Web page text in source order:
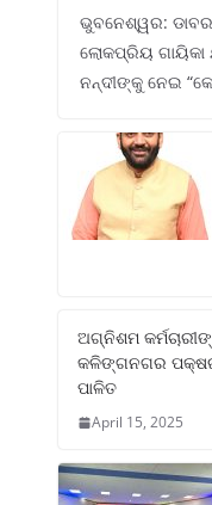
ଭୁବନେଶ୍ୱର:
ଲୋକପ୍ରିୟ ଗାୟିକା
ନନ୍ଦୀଙ୍କୁ ନେଇ
ଅଗ୍ନିଶମ
କଳିଙ୍ଗନଗର ପକ୍ଷରୁ
ପାଳିତ
April 15, 2025